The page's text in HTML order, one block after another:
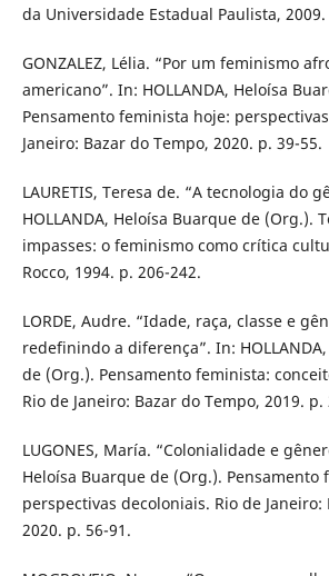
da Universidade Estadual Paulista, 2009.
GONZALEZ, Lélia. “Por um feminismo
americano”. In: HOLLANDA, Heloísa
Pensamento feminista hoje:
Janeiro: Bazar do Tempo, 2020. p. 39-55.
LAURETIS, Teresa de. “A tecnologia do
HOLLANDA, Heloísa Buarque de (Org.).
impasses: o feminismo como crítica
Rocco, 1994. p. 206-242.
LORDE, Audre. “Idade, raça, classe e
redefinindo a diferença”. In:
de (Org.). Pensamento feminista:
Rio de Janeiro: Bazar do Tempo, 2019. p.
LUGONES, María. “Colonialidade e
Heloísa Buarque de (Org.). Pensamento
perspectivas decoloniais. Rio de Janeiro:
2020. p. 56-91.